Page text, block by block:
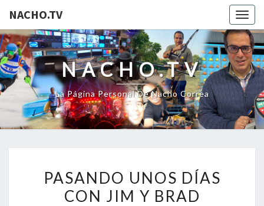
NACHO.TV
NACHO.TV
La Página Personal De Nacho Correa
UNOS
DÍAS
PASANDO UNOS DÍAS
CON JIM Y BRAD